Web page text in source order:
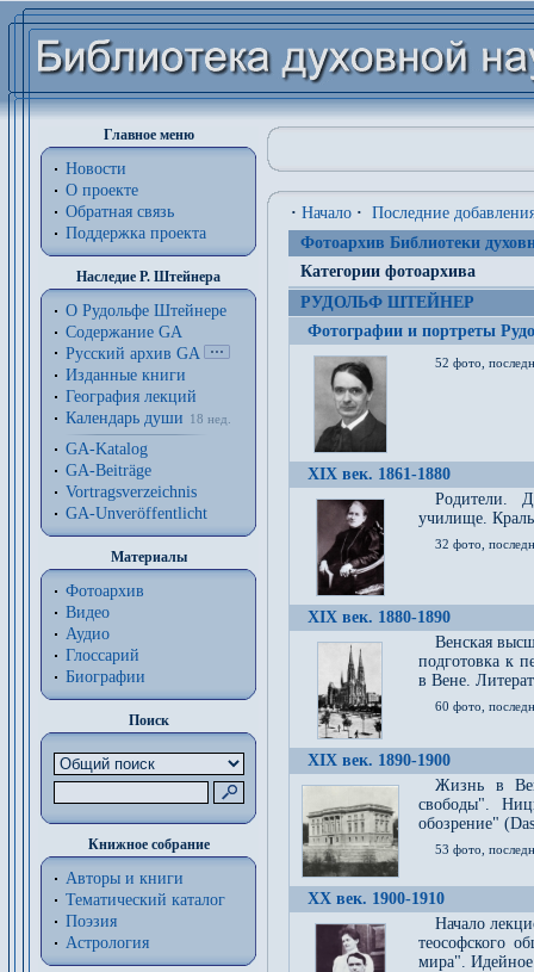
Главное меню
Новости
О проекте
Обратная связь
Поддержка проекта
Наследие Р. Штейнера
О Рудольфе Штейнере
Содержание GA
Русский архив GA
Изданные книги
География лекций
Календарь души
18 нед.
GA-Katalog
GA-Beiträge
Vortragsverzeichnis
GA-Unveröffentlicht
Материалы
Фотоархив
Видео
Аудио
Глоссарий
Биографии
Поиск
Книжное собрание
Авторы и книги
Тематический каталог
Поэзия
Астрология
· Начало · Последние
Фотоархив Библиотеки
Категории фотоархива
РУДОЛЬФ ШТЕЙНЕР
Фотографии и портреты
52 фото,
XIX век. 1861-1880
Родители.
училище.
32 фото,
XIX век. 1880-1890
Венская
подготовка к
в Вене.
60 фото,
XIX век. 1890-1900
Жизнь в
свободы".
обозрение"
53 фото,
XX век. 1900-1910
Начало
теософского
мира". Идейное